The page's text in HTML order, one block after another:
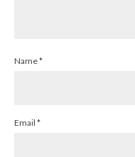
Name*
Email *